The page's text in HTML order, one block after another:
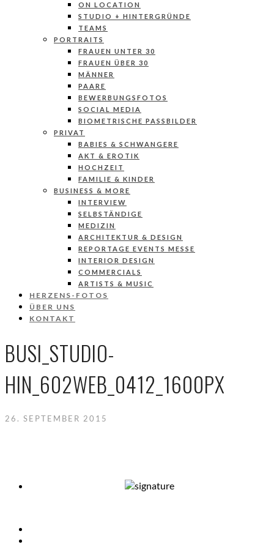
ON LOCATION
STUDIO + HINTERGRÜNDE
TEAMS
PORTRAITS
FRAUEN UNTER 30
FRAUEN ÜBER 30
MÄNNER
PAARE
BEWERBUNGSFOTOS
SOCIAL MEDIA
BIOMETRISCHE PASSBILDER
PRIVAT
BABIES & SCHWANGERE
AKT & EROTIK
HOCHZEIT
FAMILIE & KINDER
BUSINESS & MORE
INTERVIEW
SELBSTÄNDIGE
MEDIZIN
ARCHITEKTUR & DESIGN
REPORTAGE EVENTS MESSE
INTERIOR DESIGN
COMMERCIALS
ARTISTS & MUSIC
HERZENS-FOTOS
ÜBER UNS
KONTAKT
BUSI_STUDIO-
HIN_602WEB_0412_1600PX
26. SEPTEMBER 2015